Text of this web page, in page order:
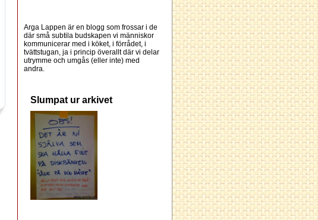
Arga Lappen är en blogg som frossar i de
där små subtila budskapen vi människor
kommunicerar med i köket, i förrådet, i
tvättstugan, ja i princip överallt där vi delar
utrymme och umgås (eller inte) med
andra.
Slumpat ur arkivet